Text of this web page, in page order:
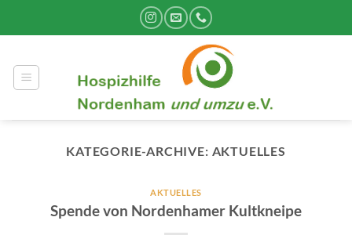
KATEGORIE-ARCHIVE: AKTUELLES
AKTUELLES
Spende von Nordenhamer Kultkneipe